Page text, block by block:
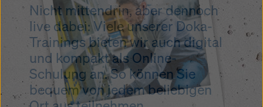
Nicht mittendrin, aber dennoch
live dabei: Viele unserer Doka-
Trainings bieten wir auch digital
und kompakt als Online-
Schulung an. So können Sie
bequem von jedem beliebigen